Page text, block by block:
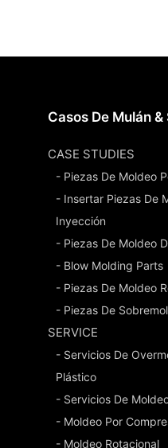
Casos De Mulán
CASE STUDIES
- Piezas De Moldeo
- Insertar Piezas De
Inyección
- Piezas De Moldeo
- Blow Molding Parts
- Piezas De Moldeo
- Piezas De
SERVICE
- Servicios De
Plástico
- Servicios De
- Moldeo Por
- Moldeo Rotacional